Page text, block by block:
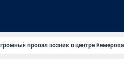
провал возник в центре Кемерова